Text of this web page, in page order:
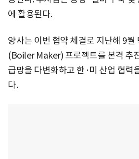
에 활용된다.
양사는 이번 협약 체결로 지난해 9월
(Boiler Maker) 프로젝트를 본격 추
급망을 다변화하고 한·미 산업 협력
다.